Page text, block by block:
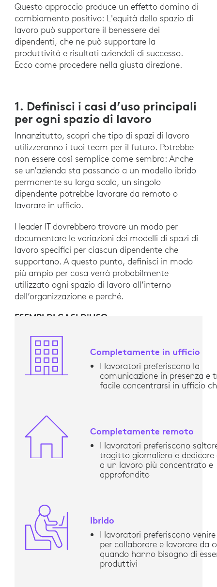
Questo approccio produce un effetto domino di
cambiamento positivo: L'equità dello spazio di
lavoro può supportare il benessere dei
dipendenti, che ne può supportare la
produttività e risultati aziendali di successo.
Ecco come procedere nella giusta direzione.
1. Definisci i casi d’uso principali
per ogni spazio di lavoro
Innanzitutto, scopri che tipo di spazi di lavoro
utilizzeranno i tuoi team per il futuro. Potrebbe
non essere così semplice come sembra: Anche
se un’azienda sta passando a un modello ibrido
permanente su larga scala, un singolo
dipendente potrebbe lavorare da remoto o
lavorare in ufficio.
I leader IT dovrebbero trovare un modo per
documentare le variazioni dei modelli di spazi di
lavoro specifici per ciascun dipendente che
supportano. A questo punto, definisci in modo
più ampio per cosa verrà probabilmente
utilizzato ogni spazio di lavoro all’interno
dell’organizzazione e perché.
ESEMPI DI CASI D'USO
Completamente in ufficio
I lavoratori preferiscono la
comunicazione in presenza e
facile concentrarsi in ufficio
Completamente remoto
I lavoratori preferiscono
tragitto giornaliero e
a un lavoro più concentrato e
approfondito
Ibrido
I lavoratori preferiscono
per collaborare e lavorare da
quando hanno bisogno di
produttivi